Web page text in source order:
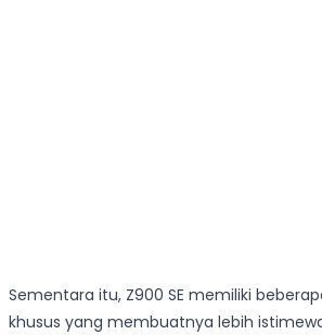
Sementara itu, Z900 SE memiliki
khusus yang membuatnya lebih